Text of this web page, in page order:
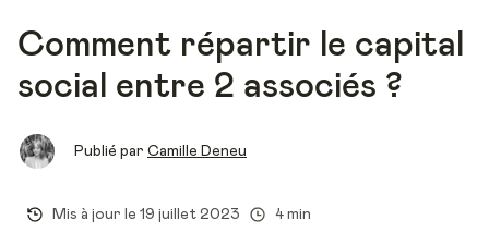
Comment répartir le capital
social entre 2 associés ?
Publié par Camille Deneu
Mis à jour le 19 juillet 2023 4 min